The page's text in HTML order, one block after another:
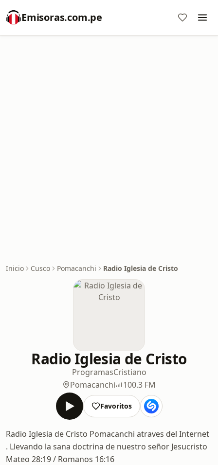
Emisoras.com.pe
Inicio Cusco Pomacanchi Radio Iglesia de Cristo
Radio Iglesia de Cristo
ProgramasCristiano
Pomacanchi
100.3 FM
Favoritos
Radio Iglesia de Cristo Pomacanchi atraves del Internet
. Llevando la sana doctrina de nuestro señor Jesucristo
Mateo 28:19 / Romanos 16:16